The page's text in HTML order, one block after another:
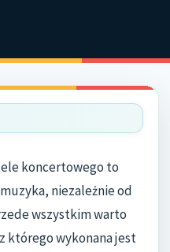
koncertowego to
niezależnie od
wszystkim warto
którego wykonana jest